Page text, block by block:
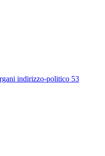
indirizzo-politico 53